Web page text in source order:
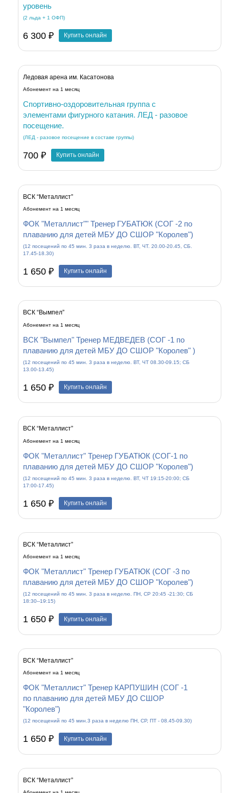
уровень
(2 льда + 1 ОФП)
6 300 ₽ Купить онлайн
Ледовая арена им. Касатонова
Абонемент на 1 месяц
Спортивно-оздоровительная группа с
элементами фигурного катания. ЛЕД - разовое
посещение.
(ЛЕД - разовое посещение в составе группы)
700 ₽ Купить онлайн
ВСК “Металлист”
Абонемент на 1 месяц
ФОК "Металлист"" Тренер ГУБАТЮК (СОГ -2 по
плаванию для детей МБУ ДО СШОР "Королев")
(12 посещений по 45 мин. 3 раза в неделю. ВТ, ЧТ. 20.00-20.45, СБ.
17.45-18.30)
1 650 ₽ Купить онлайн
ВСК “Вымпел”
Абонемент на 1 месяц
ВСК "Вымпел" Тренер МЕДВЕДЕВ (СОГ -1 по
плаванию для детей МБУ ДО СШОР "Королев" )
(12 посещений по 45 мин. 3 раза в неделю. ВТ, ЧТ 08.30-09.15; СБ
13.00-13.45)
1 650 ₽ Купить онлайн
ВСК “Металлист”
Абонемент на 1 месяц
ФОК "Металлист" Тренер ГУБАТЮК (СОГ-1 по
плаванию для детей МБУ ДО СШОР "Королев")
(12 посещений по 45 мин. 3 раза в неделю. ВТ, ЧТ 19:15-20:00; СБ
17:00-17.45)
1 650 ₽ Купить онлайн
ВСК “Металлист”
Абонемент на 1 месяц
ФОК "Металлист" Тренер ГУБАТЮК (СОГ -3 по
плаванию для детей МБУ ДО СШОР "Королев")
(12 посещений по 45 мин. 3 раза в неделю. ПН, СР 20:45 -21:30; СБ
18:30--19:15)
1 650 ₽ Купить онлайн
ВСК “Металлист”
Абонемент на 1 месяц
ФОК "Металлист" Тренер КАРПУШИН (СОГ -1
по плаванию для детей МБУ ДО СШОР
"Королев")
(12 посещений по 45 мин.3 раза в неделю ПН, СР, ПТ - 08.45-09.30)
1 650 ₽ Купить онлайн
ВСК “Металлист”